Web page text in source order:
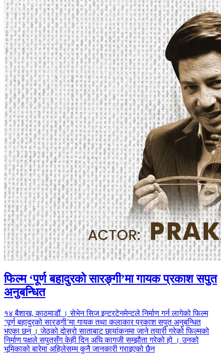
फिल्म ‘पूर्ण बहादुरको सारङ्गी’मा गायक प्रकाश सपुत
अनुबन्धित
१४ बैशाख, काठमाडौं । सेभेन सिज इन्टरटेनमेन्टले निर्माण गर्न लागेको फिल्म
‘पूर्ण बहादुरको सारङ्गी’मा गायक तथा कलाकार प्रकाश सपुत अनुबन्धित
भएका छन् । जेठको दोस्रो साताबाट छायांकनमा जाने तयारी गरेको फिल्मको
निर्माण पक्षले सपुतसँग केही दिन अघि कागजी सम्झौता गरेको हो । उनको
भूमिकाको बारेमा अहिलेसम्म कुनै जानकारी गराइएको छैन